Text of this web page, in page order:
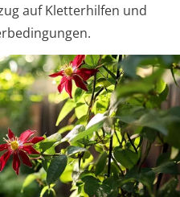
auf Kletterhilfen und